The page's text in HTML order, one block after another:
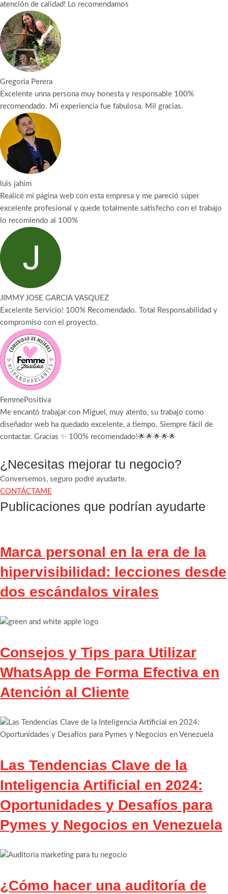
atención de calidad! Lo recomendamos
Gregoria Perera
Excelente unna persona muy honesta y responsable 100%
recomendado. Mi experiencia fue fabulosa. Mil gracias.
luis jahim
Realicé mi página web con esta empresa y me pareció súper
excelente profesional y quede totalmente satisfecho con el trabajo
lo recomiendo al 100%
JIMMY JOSE GARCIA VASQUEZ
Excelente Servicio! 100% Recomendado. Total Responsabilidad y
compromiso con el proyecto.
FemmePositiva
Me encantó trabajar con Miguel, muy atento, su trabajo como
diseñador web ha quedado excelente, a tiempo. Siempre fácil de
contactar. Gracias ✨ 100% recomendado!🌟🌟🌟🌟🌟
¿Necesitas mejorar tu negocio?
Conversemos, seguro podré ayudarte.
CONTÁCTAME
Publicaciones que podrían ayudarte
Marca personal en la era de la
hipervisibilidad: lecciones desde
dos escándalos virales
Consejos y Tips para Utilizar
WhatsApp de Forma Efectiva en
Atención al Cliente
Las Tendencias Clave de la
Inteligencia Artificial en 2024:
Oportunidades y Desafíos para
Pymes y Negocios en Venezuela
¿Cómo hacer una auditoría de